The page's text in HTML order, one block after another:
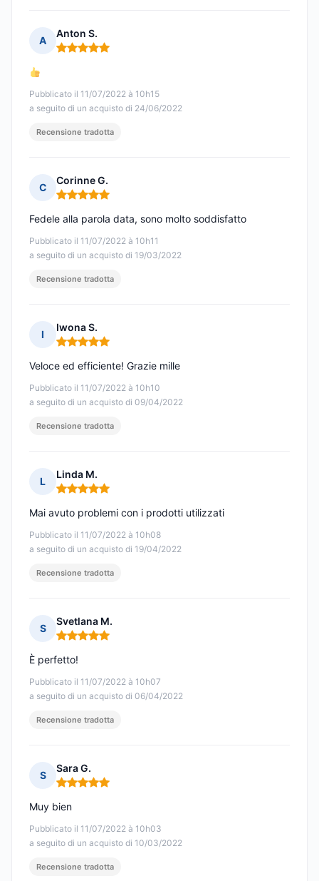
A
Anton S.
Nota: 5 su 5
Pubblicato il 11/07/2022 à 10h15
a seguito di un acquisto di 24/06/2022
Recensione tradotta
C
Corinne G.
Nota: 5 su 5
Pubblicato il 11/07/2022 à 10h11
a seguito di un acquisto di 19/03/2022
Fedele alla parola data, sono molto soddisfatto
Recensione tradotta
I
Iwona S.
Nota: 5 su 5
Pubblicato il 11/07/2022 à 10h10
a seguito di un acquisto di 09/04/2022
Veloce ed efficiente! Grazie mille
Recensione tradotta
L
Linda M.
Nota: 5 su 5
Pubblicato il 11/07/2022 à 10h08
a seguito di un acquisto di 19/04/2022
Mai avuto problemi con i prodotti utilizzati
Recensione tradotta
S
Svetlana M.
Nota: 5 su 5
Pubblicato il 11/07/2022 à 10h07
a seguito di un acquisto di 06/04/2022
È perfetto!
Recensione tradotta
S
Sara G.
Nota: 5 su 5
Pubblicato il 11/07/2022 à 10h03
a seguito di un acquisto di 10/03/2022
Muy bien
Recensione tradotta